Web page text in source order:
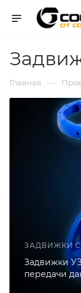
Главная —
ЗАДВИЖКИ
Задвижки
передачи